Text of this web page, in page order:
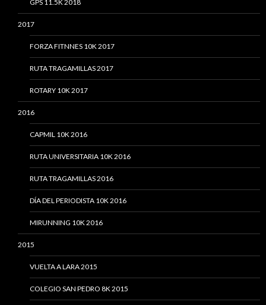
GPS 11.5K 2018
2017
FORZA FITNNES 10K 2017
RUTA TRAGAMILLAS 2017
ROTARY 10K 2017
2016
CAPMIL 10K 2016
RUTA UNIVERSITARIA 10K 2016
RUTA TRAGAMILLAS 2016
DÍA DEL PERIODISTA 10K 2016
MIRUNNING 10K 2016
2015
VUELTA A LARA 2015
COLEGIO SAN PEDRO 8K 2015